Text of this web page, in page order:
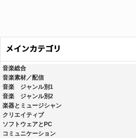
音楽総合
音楽素材／配信
音楽 ジャンル別1
音楽 ジャンル別2
楽器とミュージシャン
クリエイティブ
ソフトウェアとPC
コミュニケーション